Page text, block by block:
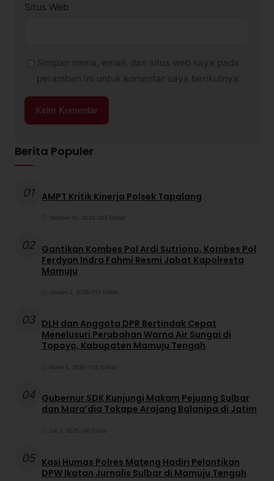
Situs Web
Simpan nama, email, dan situs web saya pada
peramban ini untuk komentar saya berikutnya.
Berita Populer
01 AMPT Kritik Kinerja Polsek Tapalang
Oktober 10, 2024 205 Dilihat
02 Gantikan Kombes Pol Ardi Sutriono, Kombes Pol
Ferdyan Indra Fahmi Resmi Jabat Kapolresta
Mamuju
Januari 2, 2026 113 Dilihat
03 DLH dan Anggota DPR Bertindak Cepat
Menelusuri Perubahan Warna Air Sungai di
Topoyo, Kabupaten Mamuju Tengah
Maret 5, 2026 108 Dilihat
04 Gubernur SDK Kunjungi Makam Pejuang Sulbar
dan Mara’dia Tokape Arajang Balanipa di Jatim
Juli 5, 2025 98 Dilihat
05 Kasi Humas Polres Mateng Hadiri Pelantikan
DPW Ikatan Jurnalis Sulbar di Mamuju Tengah